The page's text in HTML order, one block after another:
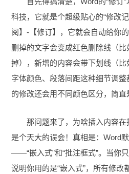
科技，它就是个超级贴心的“修改
阅】-【修订】，它就会自动给你
删掉的文字会变成红色删除线（比
掉），新增的内容会带下划线（比
字体颜色、段落间距这种细节调
的修改还会用不同颜色区分，简直
那问题来了，为啥插入内容在
是个天大的误会！真相是：Word
——“嵌入式”和“批注框式”。当你
说明你用的是“嵌入式”，所有修改